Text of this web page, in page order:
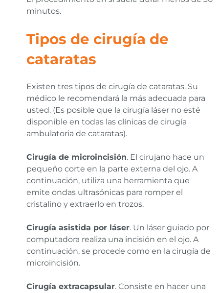
minutos.
Tipos de cirugía de
cataratas
Existen tres tipos de cirugía de cataratas. Su
médico le recomendará la más adecuada para
usted. (Es posible que la cirugía láser no esté
disponible en todas las clínicas de cirugía
ambulatoria de cataratas).
Cirugía de microincisión. El cirujano hace un
pequeño corte en la parte externa del ojo. A
continuación, utiliza una herramienta que
emite ondas ultrasónicas para romper el
cristalino y extraerlo en trozos.
Cirugía asistida por láser. Un láser guiado por
computadora realiza una incisión en el ojo. A
continuación, se procede como en la cirugía de
microincisión.
Cirugía extracapsular. Consiste en hacer una